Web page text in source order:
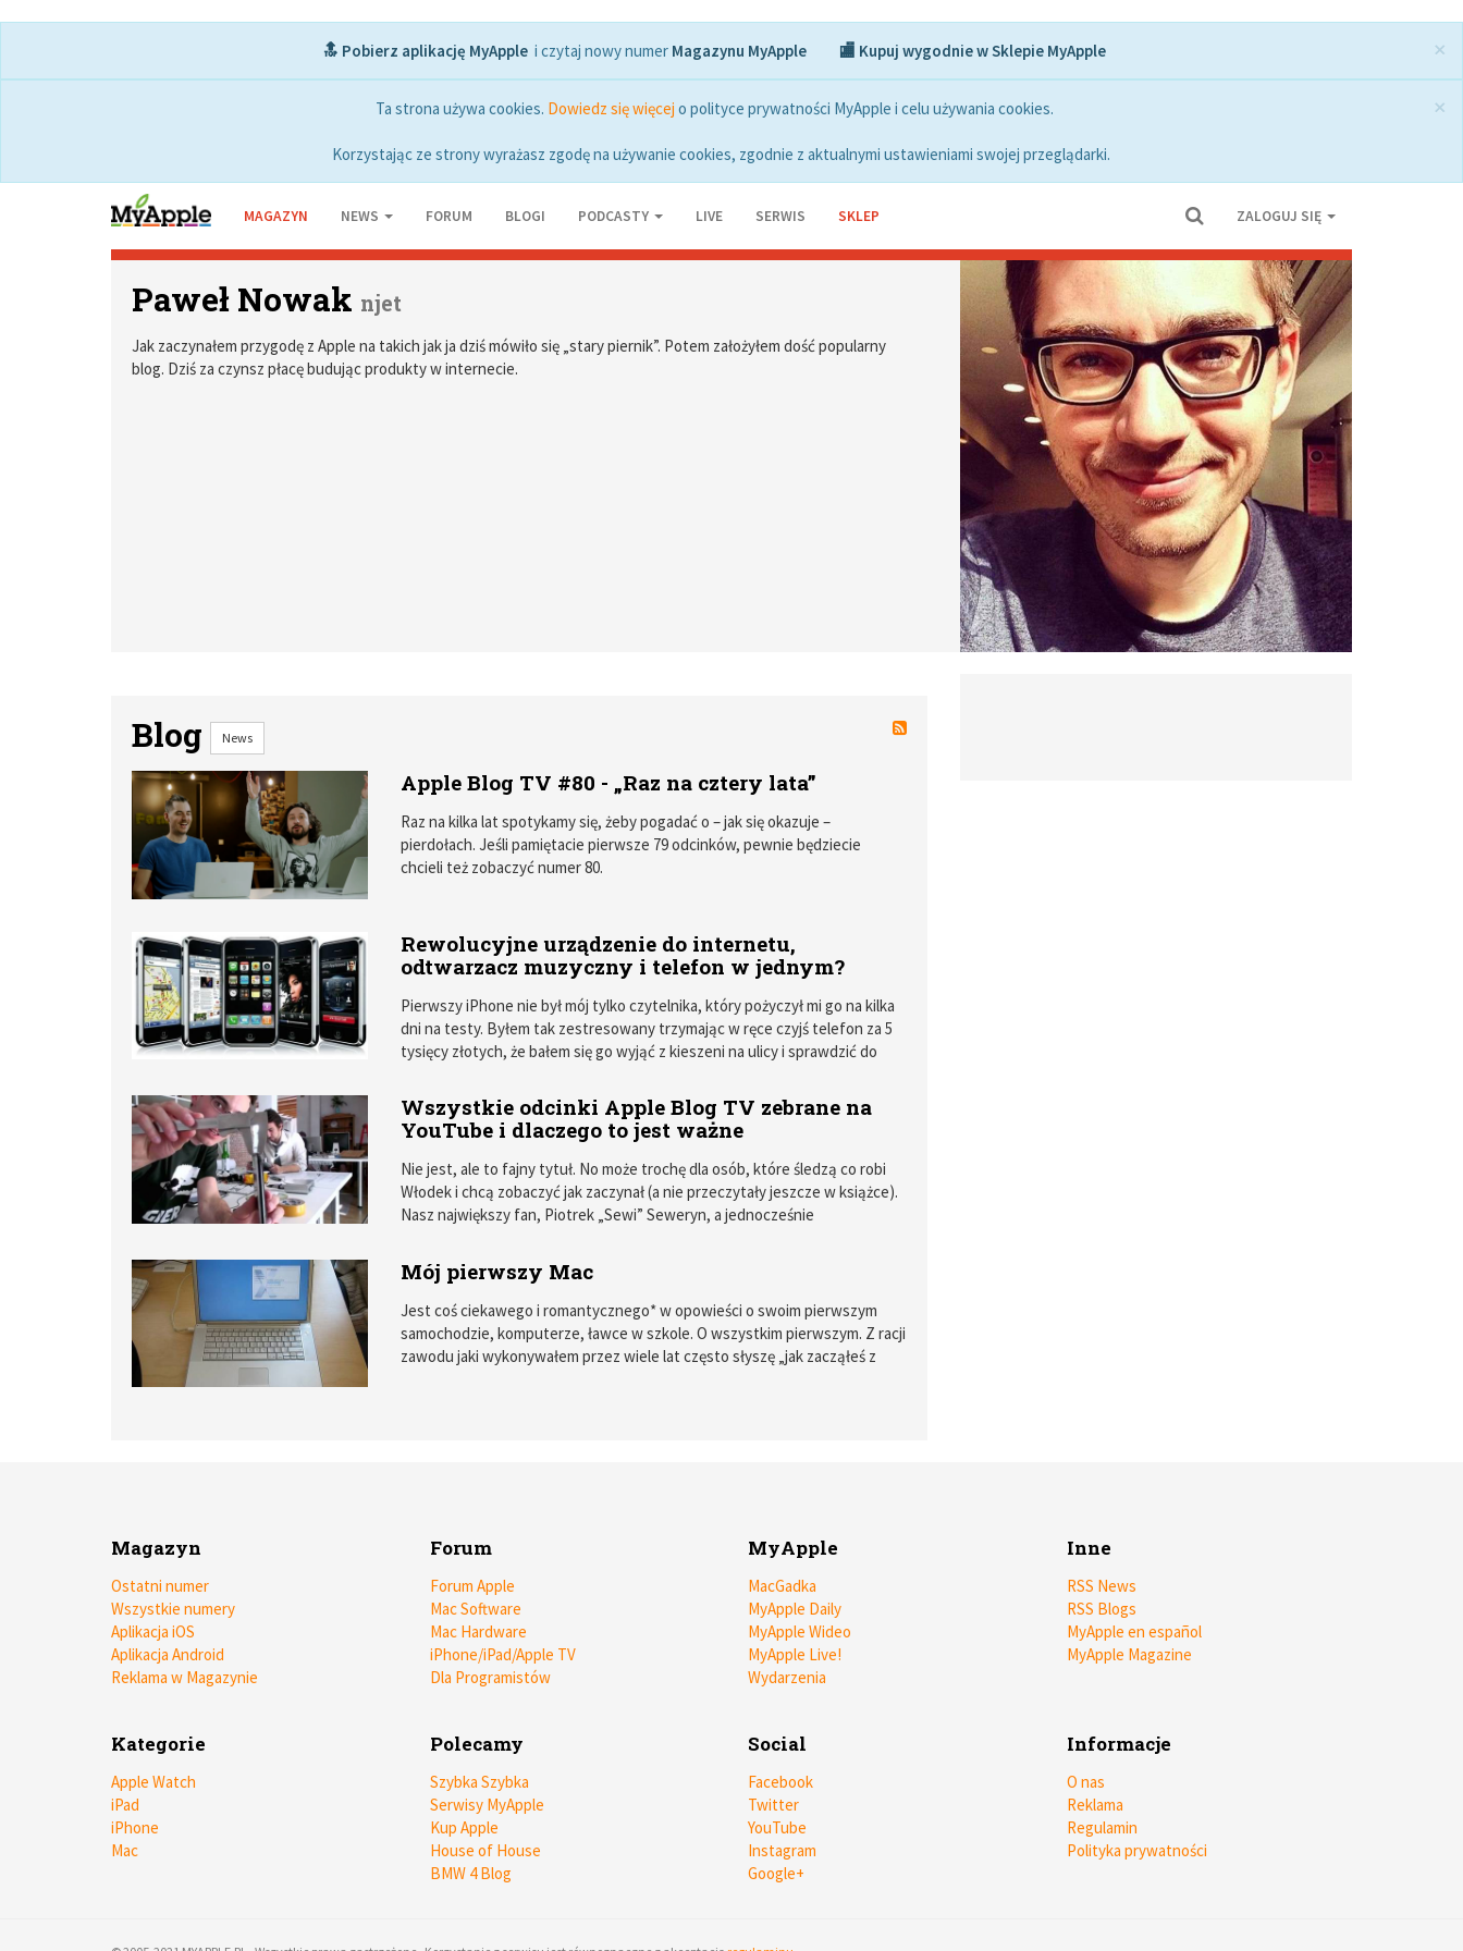
×
🔝 Pobierz aplikację MyApple i czytaj nowy numer Magazynu MyApple 🏬 Kupuj wygodnie w Sklepie MyApple
×
Ta strona używa cookies. Dowiedz się więcej o polityce prywatności MyApple i celu używania cookies.
Korzystając ze strony wyrażasz zgodę na używanie cookies, zgodnie z aktualnymi ustawieniami swojej przeglądarki.
MAGAZYN NEWS FORUM BLOGI PODCASTY LIVE SERWIS SKLEP ZALOGUJ SIĘ
Paweł Nowak njet
Jak zaczynałem przygodę z Apple na takich jak ja dziś mówiło się „stary piernik”. Potem założyłem dość popularny
blog. Dziś za czynsz płacę budując produkty w internecie.
Blog News
Apple Blog TV #80 - „Raz na cztery lata”
Raz na kilka lat spotykamy się, żeby pogadać o – jak się okazuje –
pierdołach. Jeśli pamiętacie pierwsze 79 odcinków, pewnie będziecie
chcieli też zobaczyć numer 80.
Rewolucyjne urządzenie do internetu,
odtwarzacz muzyczny i telefon w jednym?
Pierwszy iPhone nie był mój tylko czytelnika, który pożyczył mi go na kilka
dni na testy. Byłem tak zestresowany trzymając w ręce czyjś telefon za 5
tysięcy złotych, że bałem się go wyjąć z kieszeni na ulicy i sprawdzić do
Wszystkie odcinki Apple Blog TV zebrane na
YouTube i dlaczego to jest ważne
Nie jest, ale to fajny tytuł. No może trochę dla osób, które śledzą co robi
Włodek i chcą zobaczyć jak zaczynał (a nie przeczytały jeszcze w książce).
Nasz największy fan, Piotrek „Sewi” Seweryn, a jednocześnie
odcinki na swoich dyskach od lat.
Mój pierwszy Mac
Jest coś ciekawego i romantycznego* w opowieści o swoim pierwszym
samochodzie, komputerze, ławce w szkole. O wszystkim pierwszym. Z racji
zawodu jaki wykonywałem przez wiele lat często słyszę „jak zacząłeś z
Magazyn
Ostatni numer
Wszystkie numery
Aplikacja iOS
Aplikacja Android
Reklama w Magazynie
Forum
Forum Apple
Mac Software
Mac Hardware
iPhone/iPad/Apple TV
Dla Programistów
MyApple
MacGadka
MyApple Daily
MyApple Wideo
MyApple Live!
Wydarzenia
Inne
RSS News
RSS Blogs
MyApple en español
MyApple Magazine
Kategorie
Apple Watch
iPad
iPhone
Mac
Polecamy
Szybka Szybka
Serwisy MyApple
Kup Apple
House of House
BMW 4 Blog
Social
Facebook
Twitter
YouTube
Instagram
Google+
Informacje
O nas
Reklama
Regulamin
Polityka prywatności